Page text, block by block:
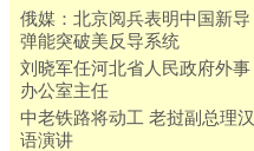
俄媒：北京阅兵表明中国新导
弹能突破美反导系统
刘晓军任河北省人民政府外事
办公室主任
中老铁路将动工 老挝副总理汉
语演讲